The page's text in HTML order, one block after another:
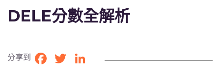
DELE分數全解析
分享到 Facebook
TwitterLinkedIn